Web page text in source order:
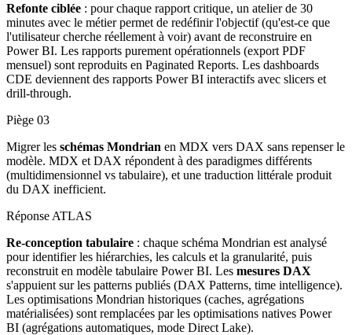
Refonte ciblée : pour chaque rapport critique, un atelier de 30
minutes avec le métier permet de redéfinir l'objectif (qu'est-ce que
l'utilisateur cherche réellement à voir) avant de reconstruire en
Power BI. Les rapports purement opérationnels (export PDF
mensuel) sont reproduits en Paginated Reports. Les dashboards
CDE deviennent des rapports Power BI interactifs avec slicers et
drill-through.
Piège 03
Migrer les schémas Mondrian en MDX vers DAX sans repenser le
modèle. MDX et DAX répondent à des paradigmes différents
(multidimensionnel vs tabulaire), et une traduction littérale produit
du DAX inefficient.
Réponse ATLAS
Re-conception tabulaire : chaque schéma Mondrian est analysé
pour identifier les hiérarchies, les calculs et la granularité, puis
reconstruit en modèle tabulaire Power BI. Les mesures DAX
s'appuient sur les patterns publiés (DAX Patterns, time intelligence).
Les optimisations Mondrian historiques (caches, agrégations
matérialisées) sont remplacées par les optimisations natives Power
BI (agrégations automatiques, mode Direct Lake).